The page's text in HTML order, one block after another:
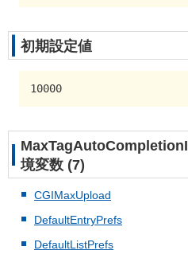
初期設定値
10000
境変数 (7)
CGIMaxUpload
DefaultEntryPrefs
DefaultListPrefs